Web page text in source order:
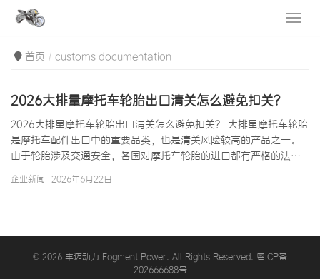
首页 customs documentation
2026大排量摩托车轮胎出口清关怎么避免扣关？
2026大排量摩托车轮胎出口清关怎么避免扣关？ 大排量摩托车轮胎
是摩托车配件出口中的重要品类，也是清关风险较高的产品之一。
由于轮胎涉及交通安全，各国对摩托车轮胎的进口都有严格的法规
面临扣关、退运甚至销毁的风险。对于从事大排量摩托车轮胎出口
常见问题和规避方法。 大排量摩托车轮胎通常指 Rim
Diameter（轮辋直径）在…
企业新闻 2026年6月22日
© 2026 丰迈动力 Fogment Power. All Rights Reserved. 粤ICP备
202666688号